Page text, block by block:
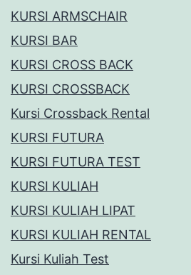
KURSI ARMSCHAIR
KURSI BAR
KURSI CROSS BACK
KURSI CROSSBACK
Kursi Crossback Rental
KURSI FUTURA
KURSI FUTURA TEST
KURSI KULIAH
KURSI KULIAH LIPAT
KURSI KULIAH RENTAL
Kursi Kuliah Test